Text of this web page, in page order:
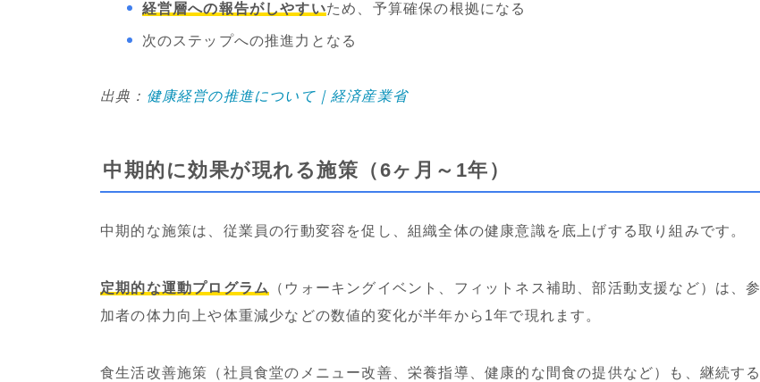
経営層への報告がしやすいため、予算確保の根拠になる
次のステップへの推進力となる
出典： 健康経営の推進について｜経済産業省
中期的に効果が現れる施策（6ヶ月～1年）
中期的な施策は、従業員の行動変容を促し、組織全体の健康意識を底上げする取り組みです。
定期的な運動プログラム （ウォーキングイベント、フィットネス補助、部活動支援など）は、参
加者の体力向上や体重減少などの数値的変化が半年から1年で現れます。
食生活改善施策（社員食堂のメニュー改善、栄養指導、健康的な間食の提供など）も、継続する